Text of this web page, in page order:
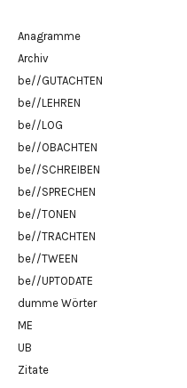
Anagramme
Archiv
be//GUTACHTEN
be//LEHREN
be//LOG
be//OBACHTEN
be//SCHREIBEN
be//SPRECHEN
be//TONEN
be//TRACHTEN
be//TWEEN
be//UPTODATE
dumme Wörter
ME
UB
Zitate